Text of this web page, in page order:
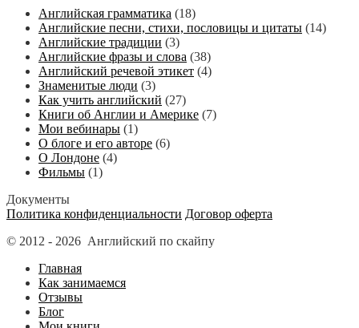
Английская грамматика (18)
Английские песни, стихи, пословицы и цитаты (14)
Английские традиции (3)
Английские фразы и слова (38)
Английский речевой этикет (4)
Знаменитые люди (3)
Как учить английский (27)
Книги об Англии и Америке (7)
Мои вебинары (1)
О блоге и его авторе (6)
О Лондоне (4)
Фильмы (1)
Документы
Политика конфиденциальности Договор оферта
© 2012 - 2026 Английский по скайпу
Главная
Как занимаемся
Отзывы
Блог